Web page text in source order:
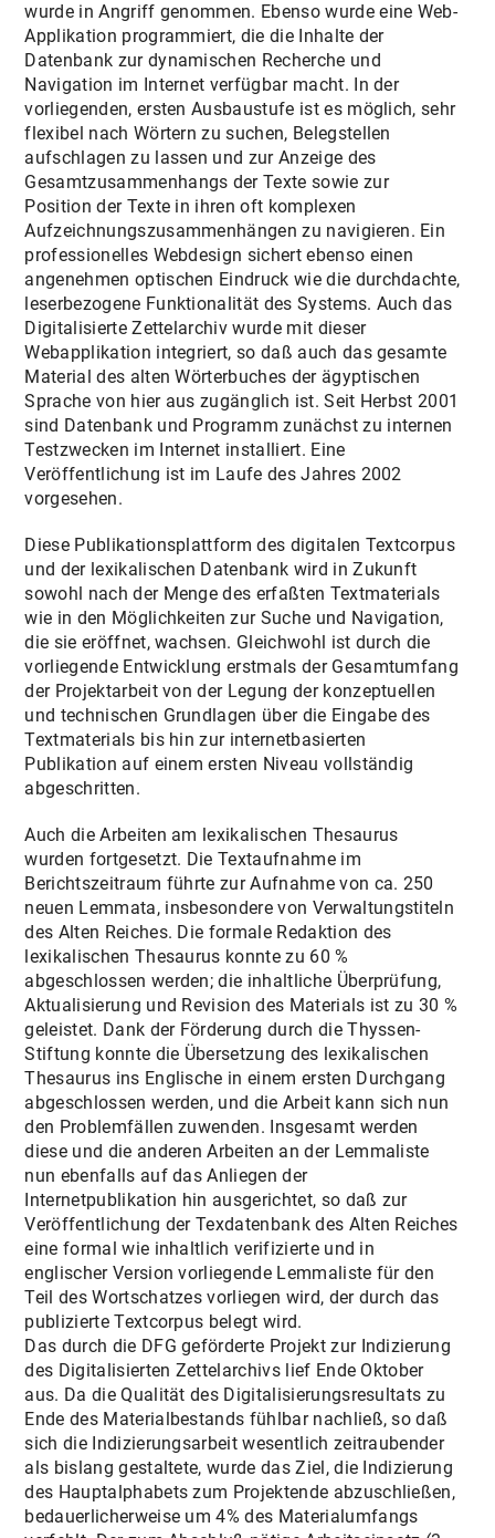
wurde in Angriff genommen. Ebenso wurde eine Web-
Applikation programmiert, die die Inhalte der
Datenbank zur dynamischen Recherche und
Navigation im Internet verfügbar macht. In der
vorliegenden, ersten Ausbaustufe ist es möglich, sehr
flexibel nach Wörtern zu suchen, Belegstellen
aufschlagen zu lassen und zur Anzeige des
Gesamtzusammenhangs der Texte sowie zur
Position der Texte in ihren oft komplexen
Aufzeichnungszusammenhängen zu navigieren. Ein
professionelles Webdesign sichert ebenso einen
angenehmen optischen Eindruck wie die durchdachte,
leserbezogene Funktionalität des Systems. Auch das
Digitalisierte Zettelarchiv wurde mit dieser
Webapplikation integriert, so daß auch das gesamte
Material des alten Wörterbuches der ägyptischen
Sprache von hier aus zugänglich ist. Seit Herbst 2001
sind Datenbank und Programm zunächst zu internen
Testzwecken im Internet installiert. Eine
Veröffentlichung ist im Laufe des Jahres 2002
vorgesehen.
Diese Publikationsplattform des digitalen Textcorpus
und der lexikalischen Datenbank wird in Zukunft
sowohl nach der Menge des erfaßten Textmaterials
wie in den Möglichkeiten zur Suche und Navigation,
die sie eröffnet, wachsen. Gleichwohl ist durch die
vorliegende Entwicklung erstmals der Gesamtumfang
der Projektarbeit von der Legung der konzeptuellen
und technischen Grundlagen über die Eingabe des
Textmaterials bis hin zur internetbasierten
Publikation auf einem ersten Niveau vollständig
abgeschritten.
Auch die Arbeiten am lexikalischen Thesaurus
wurden fortgesetzt. Die Textaufnahme im
Berichtszeitraum führte zur Aufnahme von ca. 250
neuen Lemmata, insbesondere von Verwaltungstiteln
des Alten Reiches. Die formale Redaktion des
lexikalischen Thesaurus konnte zu 60 %
abgeschlossen werden; die inhaltliche Überprüfung,
Aktualisierung und Revision des Materials ist zu 30 %
geleistet. Dank der Förderung durch die Thyssen-
Stiftung konnte die Übersetzung des lexikalischen
Thesaurus ins Englische in einem ersten Durchgang
abgeschlossen werden, und die Arbeit kann sich nun
den Problemfällen zuwenden. Insgesamt werden
diese und die anderen Arbeiten an der Lemmaliste
nun ebenfalls auf das Anliegen der
Internetpublikation hin ausgerichtet, so daß zur
Veröffentlichung der Texdatenbank des Alten Reiches
eine formal wie inhaltlich verifizierte und in
englischer Version vorliegende Lemmaliste für den
Teil des Wortschatzes vorliegen wird, der durch das
publizierte Textcorpus belegt wird.
Das durch die DFG geförderte Projekt zur Indizierung
des Digitalisierten Zettelarchivs lief Ende Oktober
aus. Da die Qualität des Digitalisierungsresultats zu
Ende des Materialbestands fühlbar nachließ, so daß
sich die Indizierungsarbeit wesentlich zeitraubender
als bislang gestaltete, wurde das Ziel, die Indizierung
des Hauptalphabets zum Projektende abzuschließen,
bedauerlicherweise um 4% des Materialumfangs